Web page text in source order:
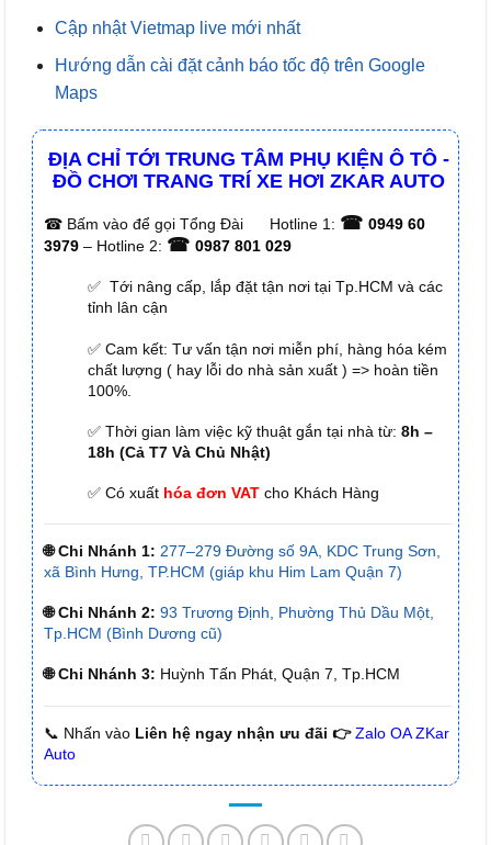
Cập nhật Vietmap live mới nhất
Hướng dẫn cài đặt cảnh báo tốc độ trên Google
Maps
ĐỊA CHỈ TỚI TRUNG TÂM PHỤ KIỆN Ô TÔ -
ĐỒ CHƠI TRANG TRÍ XE HƠI ZKAR AUTO
☎ Bấm vào để gọi Tổng Đài Hotline 1: ☎ 0949 60
3979 – Hotline 2: ☎ 0987 801 029
✅ Tới nâng cấp, lắp đặt tận nơi tại Tp.HCM và các
tỉnh lân cận
✅ Cam kết: Tư vấn tận nơi miễn phí, hàng hóa kém
chất lượng ( hay lỗi do nhà sản xuất ) => hoàn tiền
100%.
✅ Thời gian làm việc kỹ thuật gắn tại nhà từ: 8h –
18h (Cả T7 Và Chủ Nhật)
✅ Có xuất hóa đơn VAT cho Khách Hàng
🌐 Chi Nhánh 1: 277–279 Đường số 9A, KDC Trung Sơn,
xã Bình Hưng, TP.HCM (giáp khu Him Lam Quận 7)
🌐 Chi Nhánh 2: 93 Trương Định, Phường Thủ Dầu Một,
Tp.HCM (Bình Dương cũ)
🌐 Chi Nhánh 3: Huỳnh Tấn Phát, Quận 7, Tp.HCM
📞 Nhấn vào Liên hệ ngay nhận ưu đãi 👉 Zalo OA ZKar
Auto